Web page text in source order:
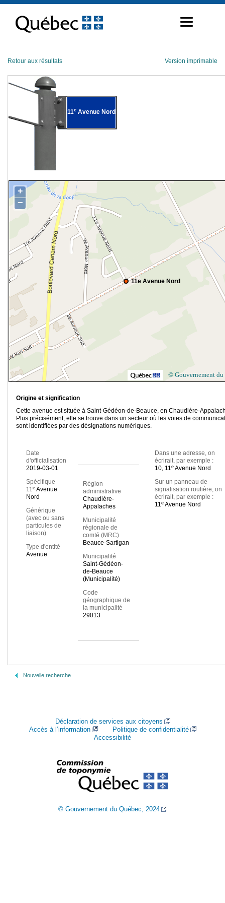
contenu
Retour aux résultats Version imprimable
11e Avenue Nord
11e Avenue Nord
+
−
© Gouvernement du
Origine et signification
Cette avenue est située à Saint-Gédéon-de-Beauce, en Chaudière-
Plus précisément, elle se trouve dans un secteur où les voies de
sont identifiées par des désignations numériques.
Date
d'officialisation
2019-03-01
Spécifique
11e Avenue
Nord
Générique
(avec ou sans
particules de
liaison)
Type d'entité
Avenue
Région
administrative
Chaudière-
Appalaches
Municipalité
régionale de
comté (MRC)
Beauce-Sartigan
Municipalité
Saint-Gédéon-
de-Beauce
(Municipalité)
Code
géographique de
la municipalité
29013
Dans une adresse, on
écrirait, par exemple :
10, 11eAvenue Nord
Sur un panneau de
signalisation routière, on
écrirait, par exemple :
11eAvenue Nord
Nouvelle recherche
Déclaration de services aux citoyens
Accès à l’information
Politique de confidentialité
Accessibilité
© Gouvernement du Québec, 2024